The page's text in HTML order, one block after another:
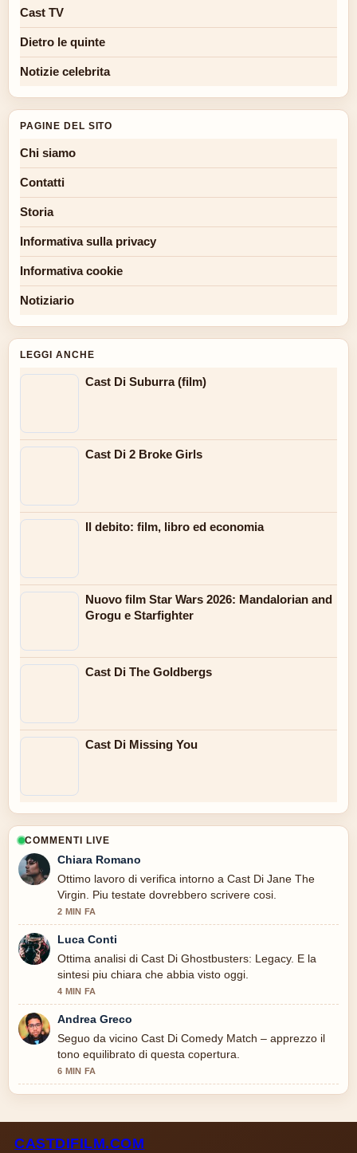
Cast TV
Dietro le quinte
Notizie celebrita
PAGINE DEL SITO
Chi siamo
Contatti
Storia
Informativa sulla privacy
Informativa cookie
Notiziario
LEGGI ANCHE
Cast Di Suburra (film)
Cast Di 2 Broke Girls
Il debito: film, libro ed economia
Nuovo film Star Wars 2026: Mandalorian and
Grogu e Starfighter
Cast Di The Goldbergs
Cast Di Missing You
COMMENTI LIVE
Chiara Romano
Ottimo lavoro di verifica intorno a Cast Di Jane The
Virgin. Piu testate dovrebbero scrivere cosi.
2 MIN FA
Luca Conti
Ottima analisi di Cast Di Ghostbusters: Legacy. E la
sintesi piu chiara che abbia visto oggi.
4 MIN FA
Andrea Greco
Seguo da vicino Cast Di Comedy Match – apprezzo il
tono equilibrato di questa copertura.
6 MIN FA
CASTDIFILM.COM